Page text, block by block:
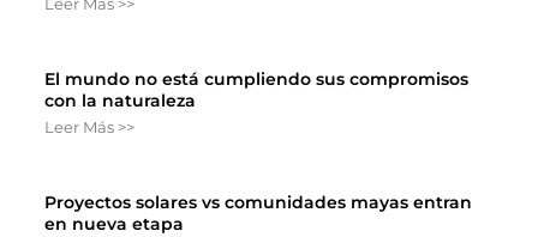
El mundo no está cumpliendo sus compromisos
con la naturaleza
Leer Más >>
Proyectos solares vs comunidades mayas entran
en nueva etapa